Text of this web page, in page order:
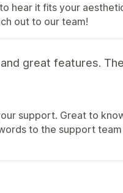
hear it fits your
out to our team!
great features.
support. Great to
to the support